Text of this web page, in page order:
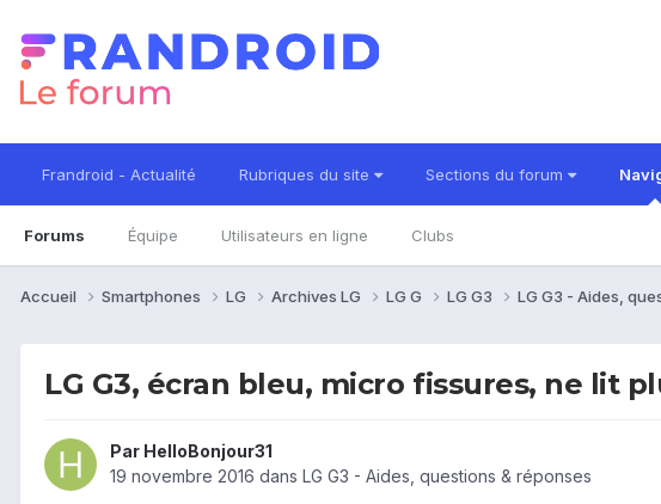
Frandroid - Actualité Rubriques du site Sections du forum
Forums Équipe Utilisateurs en ligne Clubs
Accueil Smartphones LG Archives LG LG G LG G3 LG G3 - Aides,
LG G3, écran bleu, micro fissures, ne lit
Par HelloBonjour31
19 novembre 2016 dans LG G3 - Aides, questions & réponses